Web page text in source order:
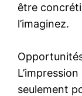
être
l’imaginez.
seulement